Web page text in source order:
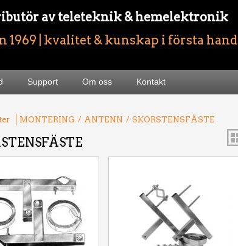
av teleteknik & hemelektronik
1969 | kvalitet & kunskap i första hand
Support Om oss Kontakt
MONTERING / ANTENN / SKORSTENSFÄSTE